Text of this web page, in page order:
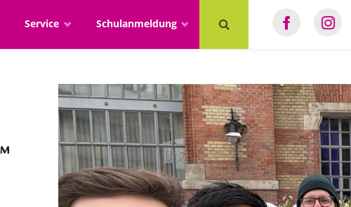
Service Schulanmeldung